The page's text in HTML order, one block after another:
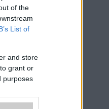
of the
List of
and store
grant or
purposes